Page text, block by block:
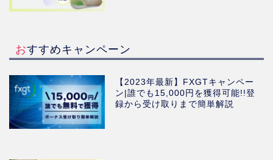
おすすめキャンペーン
【2023年最新】FXGTキャンペー
ン|誰でも15,000円を獲得可能!!登
録から受け取りまで簡単解説